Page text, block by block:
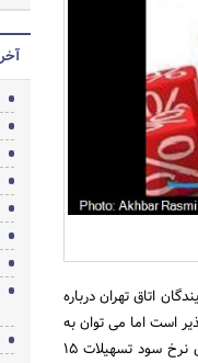
اتاق تهران درباره
است اما می توان به
آن نسبی نگاه کنیم، بنابراین اگر قرار بر مقایسه نباشد باید گفت که برای فعالیت تولیدی کشاورزی نرخ سود تسهیلات 15